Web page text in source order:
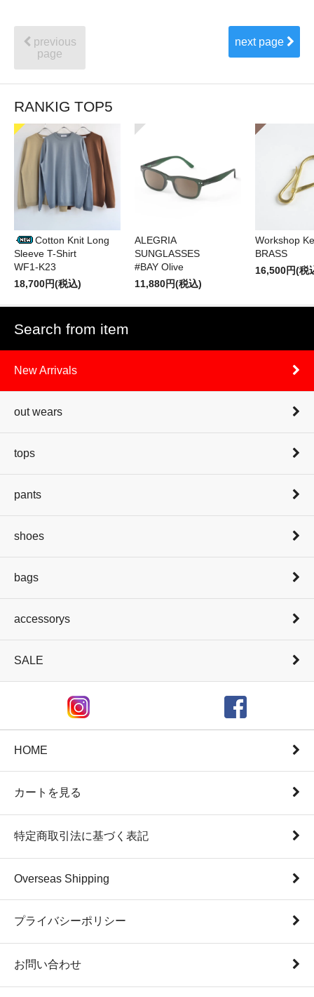
previous
page
next page
RANKIG TOP5
Cotton Knit Long
Sleeve T-Shirt
WF1-K23
18,700円(税込)
ALEGRIA
SUNGLASSES
#BAY Olive
11,880円(税込)
Workshop
BRASS
16,500円(税
Search from item
New Arrivals
out wears
tops
pants
shoes
bags
accessorys
SALE
HOME
カートを見る
特定商取引法に基づく表記
Overseas Shipping
プライバシーポリシー
お問い合わせ